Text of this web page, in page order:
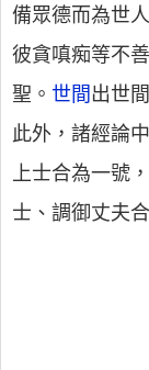
備眾德而為世
彼貪嗔痴等不
聖。 世間出世
此外，諸經論
上士合為一號
士、調御丈夫